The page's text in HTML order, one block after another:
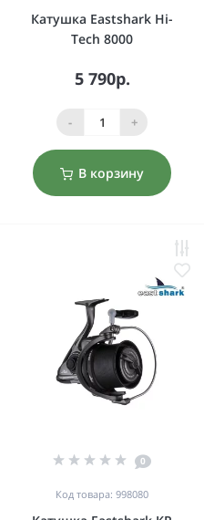
Катушка Eastshark Hi-
Tech 8000
5 790р.
- +
В корзину
0
Код товара: 998080